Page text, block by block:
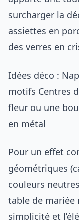
surcharger la
assiettes en
des verres en
Idées déco :
motifs Centres
fleur ou une
en métal
Pour un effet
géométriques
couleurs
table de mariée
simplicité et